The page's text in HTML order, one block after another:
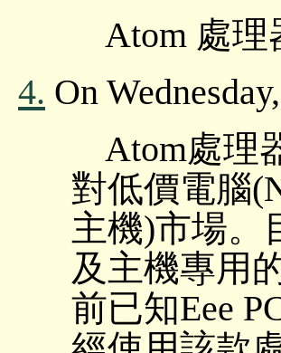
Atom 處理
4. On
Atom處理
對低價電腦
主機)市場。
及主機專用
前已知Eee